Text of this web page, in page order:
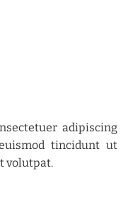
adipiscing
tincidunt ut
volutpat.